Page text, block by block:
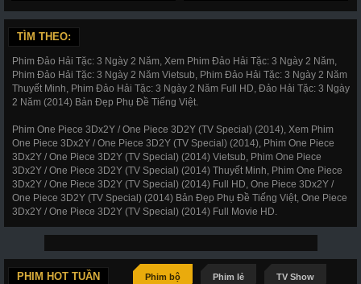
TÌM THEO:
Phim Đảo Hải Tặc: 3 Ngày 2 Năm, Xem Phim Đảo Hải Tặc: 3 Ngày 2 Năm,
Phim Đảo Hải Tặc: 3 Ngày 2 Năm Vietsub, Phim Đảo Hải Tặc: 3 Ngày 2 Năm
Thuyết Minh, Phim Đảo Hải Tặc: 3 Ngày 2 Năm Full HD, Đảo Hải Tặc: 3 Ngày
2 Năm (2014) Bản Đẹp Phụ Đề Tiếng Việt.
Phim One Piece 3Dx2Y / One Piece 3D2Y (TV Special) (2014), Xem Phim
One Piece 3Dx2Y / One Piece 3D2Y (TV Special) (2014), Phim One Piece
3Dx2Y / One Piece 3D2Y (TV Special) (2014) Vietsub, Phim One Piece
3Dx2Y / One Piece 3D2Y (TV Special) (2014) Thuyết Minh, Phim One Piece
3Dx2Y / One Piece 3D2Y (TV Special) (2014) Full HD, One Piece 3Dx2Y /
One Piece 3D2Y (TV Special) (2014) Bản Đẹp Phụ Đề Tiếng Việt, One Piece
3Dx2Y / One Piece 3D2Y (TV Special) (2014) Full Movie HD.
PHIM HOT TUẦN Phim bộ Phim lẻ TV Show